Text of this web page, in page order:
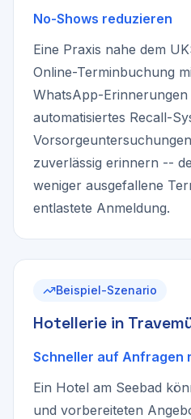
No-Shows reduzieren
Eine Praxis nahe dem
Online-Terminbuchung
WhatsApp-
automatisiertes Recall-
zuverlässig erinnern --
weniger ausgefallene
entlastete Anmeldung.
Beispiel-Szenario
Hotellerie in
Schneller auf Anfragen
Ein Hotel am Seebad
und vorbereiteten